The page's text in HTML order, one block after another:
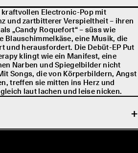
Electronic-Pop mit
und zartbitterer Verspieltheit – ihren
„Candy Roquefort“ – süss wie
Blauschimmelkäse, eine Musik, die
und herausfordert. Die Debüt-EP Put
klingt wie ein Manifest, eine
Narben und Spiegelbilder nicht
Songs, die von Körperbildern, Angst
treffen sie mitten ins Herz und
laut lachen und leise nicken.